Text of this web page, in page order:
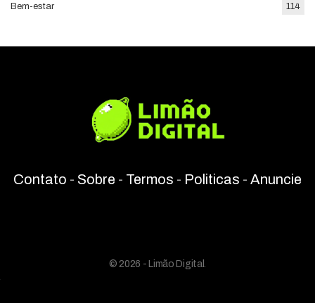
Bem-estar 114
Contato - Sobre - Termos - Politicas - Anuncie
© 2026 - Limão Digital.